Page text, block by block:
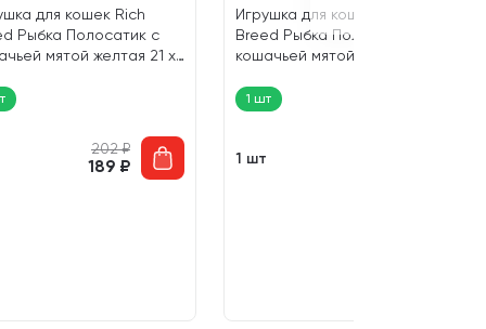
для кошек Rich
Рыбка Полосатик с
мятой желтая 21 х
202₽
189 ₽
Игрушка для кошек Rich
Breed Рыбка Полосатик с
кошачьей мятой бордовая 21
1 шт
1 шт